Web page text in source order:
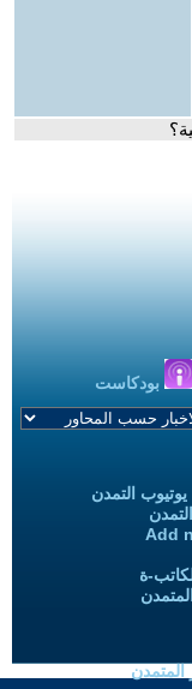
بودكاست
التمدن
Add
ة
المتمدن